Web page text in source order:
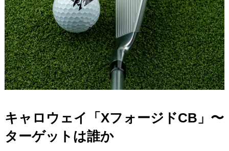
キャロウェイ「XフォージドCB」〜
ターゲットは誰か